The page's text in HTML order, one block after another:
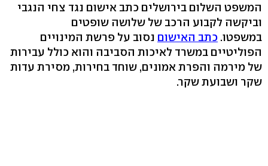
המשפט השלום בירושלים כתב אישום נגד צחי הנגבי
וביקשה לקבוע הרכב של שלושה שופטים
במשפטו. כתב האישום נסוב על פרשת המינויים
הפוליטיים במשרד לאיכות הסביבה והוא כולל עבירות
של מירמה והפרת אמונים, שוחד בחירות, מסירת עדות
שקר ושבועת שקר.